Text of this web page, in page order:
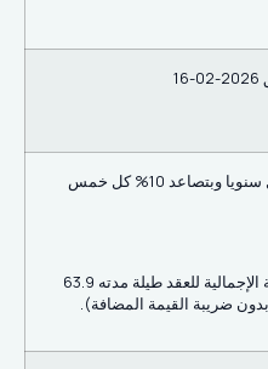
مبلغ 2.24 مليون ريال سنويا وبتصاعد 10% كل خمس
وتصل القيمة الإيجارية الإجمالية للعقد طيلة مدته 63.9
ضريبة القيمة المضافة).